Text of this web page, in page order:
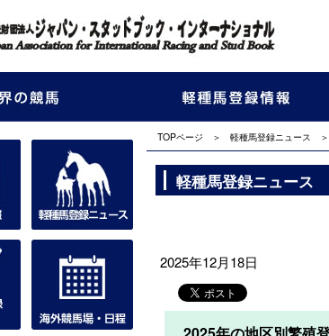
TOPページ ＞ 軽種馬登録ニュース
軽種馬登録ニュース
2025年12月18日